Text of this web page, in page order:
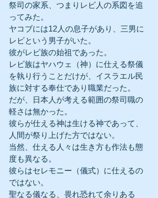
祭司の家系、つまりレビ人の系図を追
ってみた。
ヤコブには12人の息子があり、三男に
レビという男子がいた。
彼がレビ族の始祖であった。
レビ族はヤハウェ（神）に仕える祭儀
を執り行うことだけが、イスラエル民
族に対する奉仕であり職業だった。
だが、日本人が考える範囲の祭司職の
軽さは無かった。
彼らが仕える神は生ける神であって、
人間が祭り上げた方ではない。
当然、仕える人々は生き方も作法も態
度も異なる。
彼らはセレモニー（儀式）に仕えるの
ではない。
聖なる儀なる、畏れ恐れて余りある